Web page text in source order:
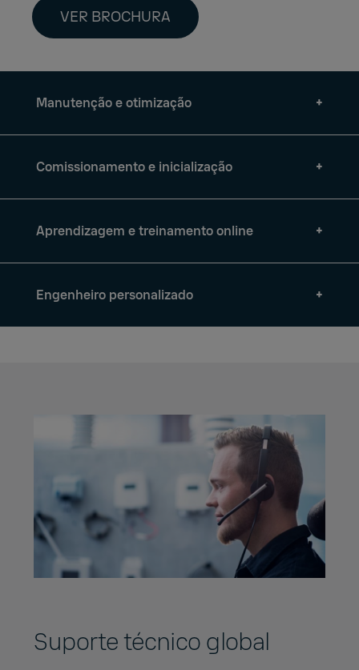
VER BROCHURA
Manutenção e otimização
Comissionamento e inicialização
Aprendizagem e treinamento online
Engenheiro personalizado
Suporte técnico global